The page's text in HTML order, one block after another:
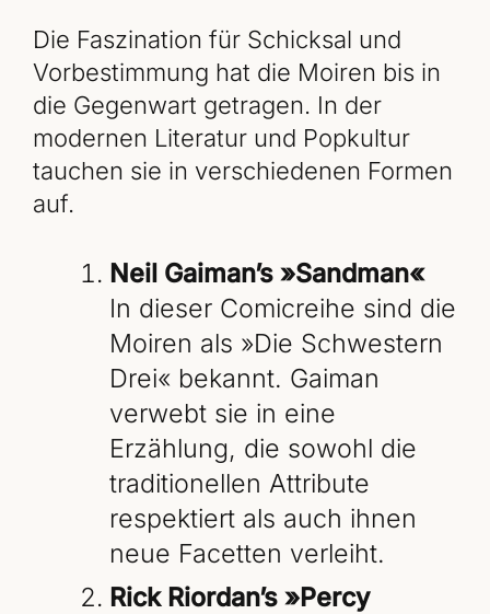
Die Faszination für Schicksal und
Vorbestimmung hat die Moiren bis in
die Gegenwart getragen. In der
modernen Literatur und Popkultur
tauchen sie in verschiedenen Formen
auf.
Neil Gaiman’s »Sandman«
In dieser Comicreihe sind die
Moiren als »Die Schwestern
Drei« bekannt. Gaiman
verwebt sie in eine
Erzählung, die sowohl die
traditionellen Attribute
respektiert als auch ihnen
neue Facetten verleiht.
Rick Riordan’s »Percy